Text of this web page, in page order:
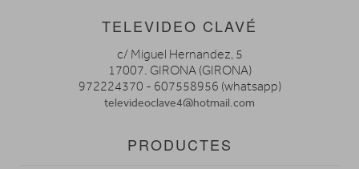
TELEVIDEO CLAVÉ
c/ Miguel Hernandez, 5
17007. GIRONA (GIRONA)
972224370 - 607558956 (whatsapp)
televideoclave4@hotmail.com
PRODUCTES